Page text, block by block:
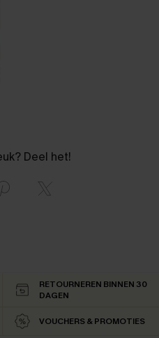
Deel het!
RETOURNEREN BINNEN 30
DAGEN
VOUCHERS & PROMOTIES